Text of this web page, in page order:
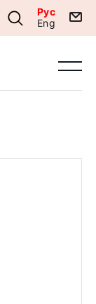
Рус
Eng